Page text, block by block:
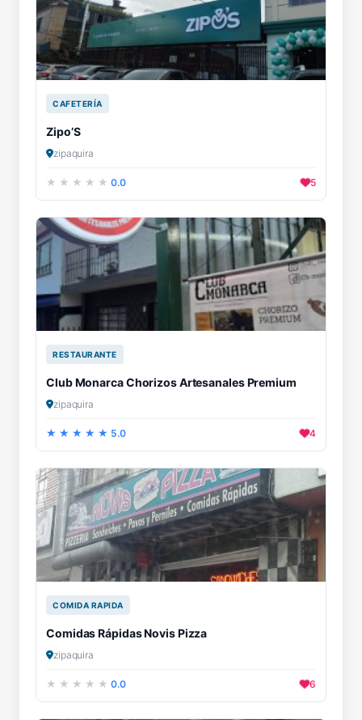
CAFETERÍA
Zipo’S
zipaquira
0.0 5
RESTAURANTE
Club Monarca Chorizos Artesanales Premium
zipaquira
5.0 4
COMIDA RAPIDA
Comidas Rápidas Novis Pizza
zipaquira
0.0 6